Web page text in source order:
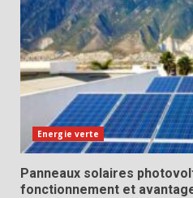
Energie verte
Panneaux solaires
fonctionnement et